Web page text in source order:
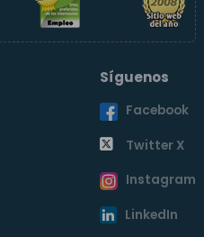
Síguenos
Facebook
Twitter X
Instagram
LinkedIn